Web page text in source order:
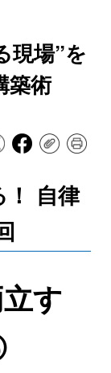
場”を
築術
！ 自律
す